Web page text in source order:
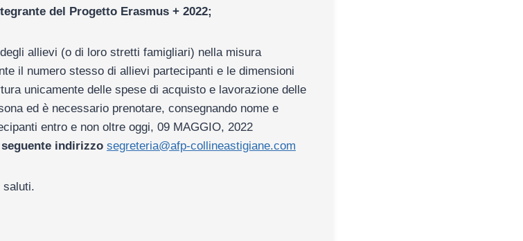
del Progetto Erasmus + 2022;
allievi (o di loro stretti famigliari) nella misura
il numero stesso di allievi partecipanti e le dimensioni
unicamente delle spese di acquisto e lavorazione delle
ed è necessario prenotare, consegnando nome e
entro e non oltre oggi, 09 MAGGIO, 2022
indirizzo segreteria@afp-collineastigiane.com
saluti.